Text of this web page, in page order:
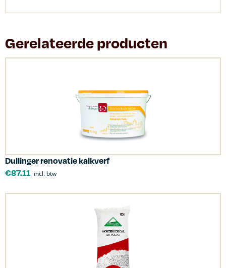
Gerelateerde producten
Dullinger renovatie kalkverf
€87.11 incl. btw